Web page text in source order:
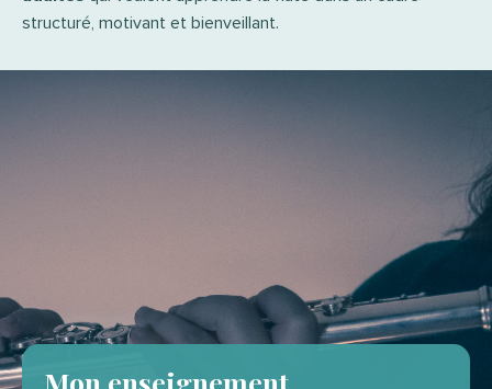
structuré, motivant et bienveillant.